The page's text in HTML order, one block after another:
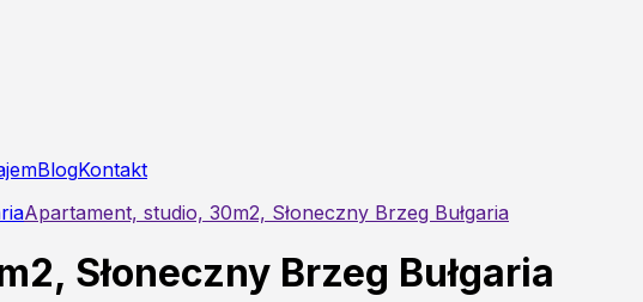
BlogKontakt
Apartament, studio, 30m2, Słoneczny Brzeg Bułgaria
Słoneczny Brzeg Bułgaria